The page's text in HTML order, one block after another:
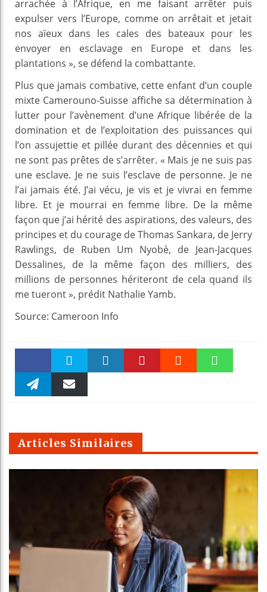
arrachée à l’Afrique, en me faisant arrêter puis
expulser vers l’Europe, comme on arrêtait et jetait
nos aïeux dans les cales des bateaux pour les
envoyer en esclavage en Europe et dans les
plantations », se défend la combattante.
Plus que jamais combative, cette enfant d’un couple
mixte Camerouno-Suisse affiche sa détermination à
lutter pour l’avènement d’une Afrique libérée de la
domination et de l’exploitation des puissances qui
l’on assujettie et pillée durant des décennies et qui
ne sont pas prêtes de s’arrêter. « Mais je ne suis pas
une esclave. Je ne suis l’esclave de personne. Je ne
l’ai jamais été. J’ai vécu, je vis et je vivrai en femme
libre. Et je mourrai en femme libre. De la même
façon que j’ai hérité des aspirations, des valeurs, des
principes et du courage de Thomas Sankara, de Jerry
Rawlings, de Ruben Um Nyobè, de Jean-Jacques
Dessalines, de la même façon des milliers, des
millions de personnes hériteront de cela quand ils
me tueront », prédit Nathalie Yamb.
Source: Cameroon Info
Faceboo Twitter
m
Articles Similaires